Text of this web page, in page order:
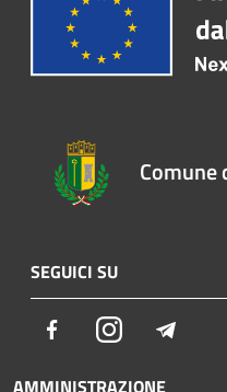
Comune
SEGUICI SU
FacebookInstagram
AMMINISTRAZIONE